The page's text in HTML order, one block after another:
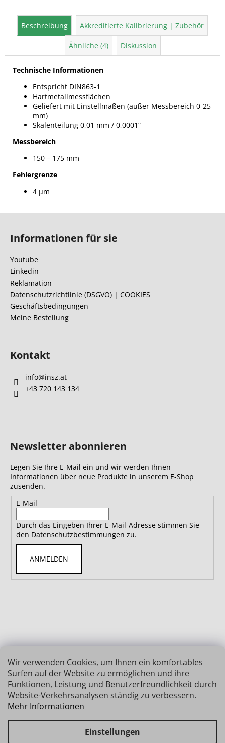
Wir verwenden Cookies, um Ihnen ein komfortables
Surfen auf der Website zu ermöglichen und ihre
Funktionen, Leistung und Benutzerfreundlichkeit durch
Website-Verkehrsanalysen ständig zu verbessern.
Mehr Informationen
Einstellungen
Beschreibung Akkreditierte Kalibrierung | Zubehör
Ähnliche (4) Diskussion
Technische Informationen
Entspricht DIN863-1
Hartmetallmessflächen
Geliefert mit Einstellmaßen (außer Messbereich 0-25
mm)
Skalenteilung 0,01 mm / 0,0001“
Messbereich
150 – 175 mm
Fehlergrenze
4 µm
Informationen für sie
Youtube
Linkedin
Reklamation
Datenschutzrichtlinie (DSGVO) | COOKIES
Geschäftsbedingungen
Meine Bestellung
Kontakt
info@insz.at
+43 720 143 134
Newsletter abonnieren
Legen Sie Ihre E-Mail ein und wir werden Ihnen
Informationen über neue Produkte in unserem E-Shop
zusenden.
E-Mail
Durch das Eingeben Ihrer E-Mail-Adresse stimmen Sie
den Datenschutzbestimmungen zu.
ANMELDEN
Erstellt von Shoptet